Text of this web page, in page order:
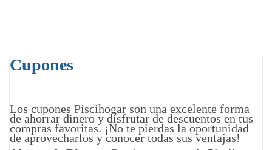
Cupones
Los cupones Piscihogar son una excelente forma
de ahorrar dinero y disfrutar de descuentos en tus
compras favoritas. ¡No te pierdas la oportunidad
de aprovecharlos y conocer todas sus ventajas!